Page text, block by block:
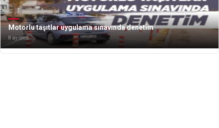
Motorlu taşıtlar uygulama sınavında denetim
8 ay önce